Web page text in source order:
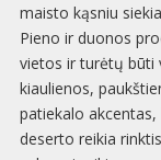
maisto kąsniu
Pieno ir duonos
vietos ir turėtų būti
kiaulienos,
patiekalo
deserto reikia